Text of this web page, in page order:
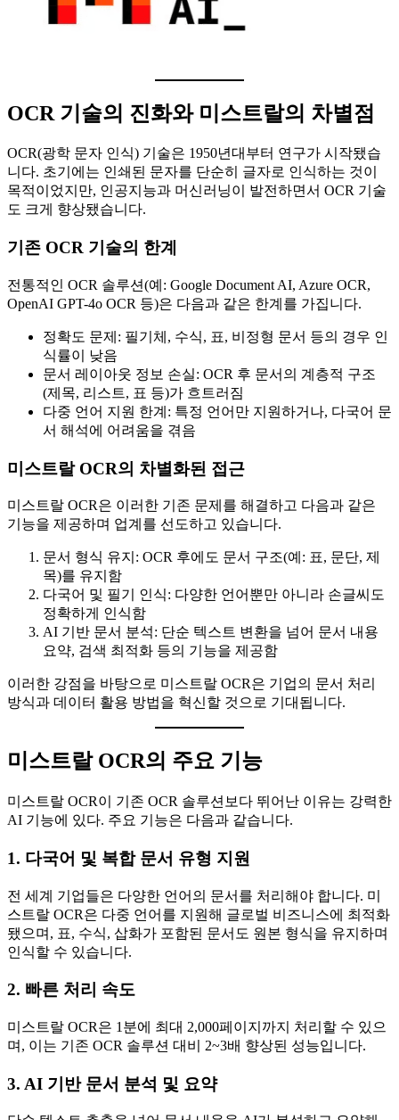
OCR 기술의 진화와 미스트랄의 차별점
OCR(광학 문자 인식) 기술은 1950년대부터 연구가 시작됐습
니다. 초기에는 인쇄된 문자를 단순히 글자로 인식하는 것이
목적이었지만, 인공지능과 머신러닝이 발전하면서 OCR 기술
도 크게 향상됐습니다.
기존 OCR 기술의 한계
전통적인 OCR 솔루션(예: Google Document AI, Azure OCR,
OpenAI GPT-4o OCR 등)은 다음과 같은 한계를 가집니다.
정확도 문제: 필기체, 수식, 표, 비정형 문서 등의 경우 인
식률이 낮음
문서 레이아웃 정보 손실: OCR 후 문서의 계층적 구조
(제목, 리스트, 표 등)가 흐트러짐
다중 언어 지원 한계: 특정 언어만 지원하거나, 다국어 문
서 해석에 어려움을 겪음
미스트랄 OCR의 차별화된 접근
미스트랄 OCR은 이러한 기존 문제를 해결하고 다음과 같은
기능을 제공하며 업계를 선도하고 있습니다.
문서 형식 유지: OCR 후에도 문서 구조(예: 표, 문단, 제
목)를 유지함
다국어 및 필기 인식: 다양한 언어뿐만 아니라 손글씨도
정확하게 인식함
AI 기반 문서 분석: 단순 텍스트 변환을 넘어 문서 내용
요약, 검색 최적화 등의 기능을 제공함
이러한 강점을 바탕으로 미스트랄 OCR은 기업의 문서 처리
방식과 데이터 활용 방법을 혁신할 것으로 기대됩니다.
미스트랄 OCR의 주요 기능
미스트랄 OCR이 기존 OCR 솔루션보다 뛰어난 이유는 강력한
AI 기능에 있다. 주요 기능은 다음과 같습니다.
1. 다국어 및 복합 문서 유형 지원
전 세계 기업들은 다양한 언어의 문서를 처리해야 합니다. 미
스트랄 OCR은 다중 언어를 지원해 글로벌 비즈니스에 최적화
됐으며, 표, 수식, 삽화가 포함된 문서도 원본 형식을 유지하며
인식할 수 있습니다.
2. 빠른 처리 속도
미스트랄 OCR은 1분에 최대 2,000페이지까지 처리할 수 있으
며, 이는 기존 OCR 솔루션 대비 2~3배 향상된 성능입니다.
3. AI 기반 문서 분석 및 요약